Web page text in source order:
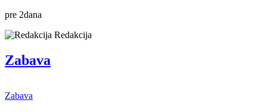
pre 2dana
Redakcija
Zabava
Zabava